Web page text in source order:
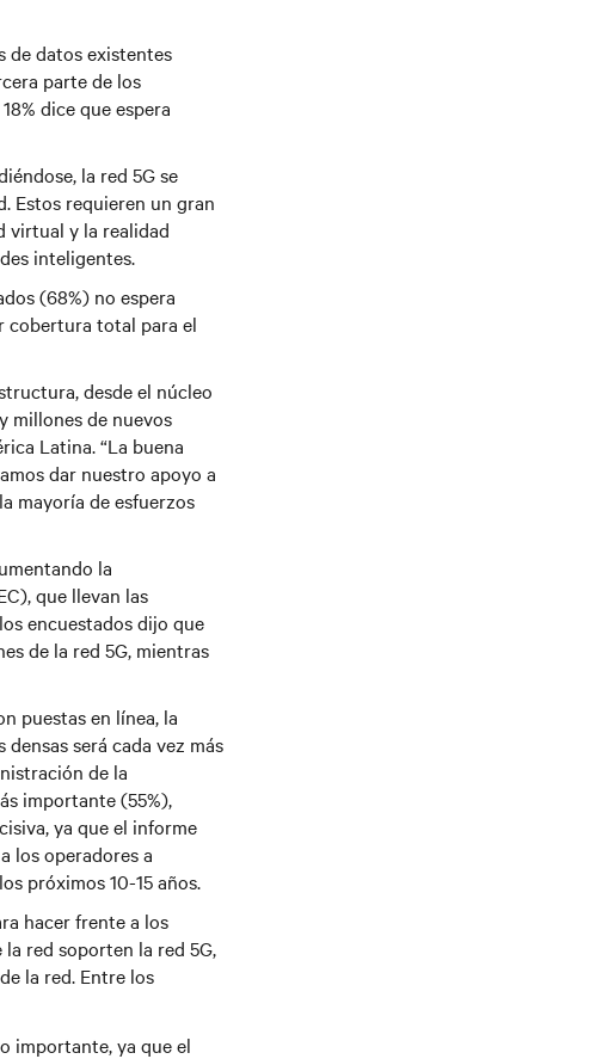
de datos existentes
parte de los
dice que espera
la red 5G se
Estos requieren un gran
virtual y la realidad
inteligentes.
(68%) no espera
cobertura total para el
desde el núcleo
millones de nuevos
Latina. “La buena
dar nuestro apoyo a
mayoría de esfuerzos
la
que llevan las
encuestados dijo que
de la red 5G, mientras
puestas en línea, la
será cada vez más
de la
importante (55%),
ya que el informe
los operadores a
próximos 10-15 años.
hacer frente a los
red soporten la red 5G,
la red. Entre los
importante, ya que el